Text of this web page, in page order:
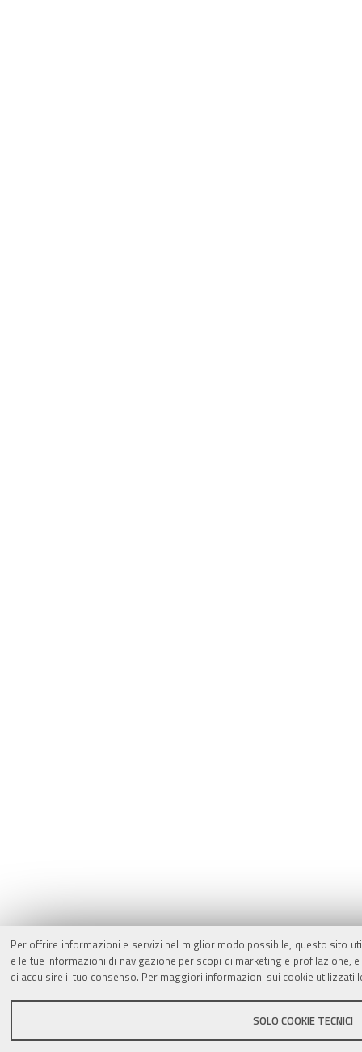
Per offrire informazioni e servizi nel miglior modo possibile, questo sito
e le tue informazioni di navigazione per scopi di marketing e
di acquisire il tuo consenso. Per maggiori informazioni sui cookie utilizzati
SOLO COOKIE TECNICI